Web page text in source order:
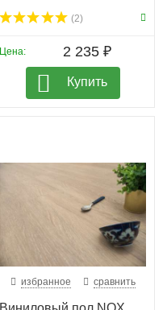
(2)
Цена: 2 235 ₽
Купить
избранное сравнить